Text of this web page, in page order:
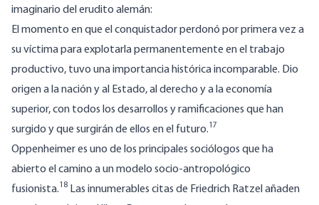
imaginario del erudito alemán:
El momento en que el conquistador perdonó por primera vez a
su víctima para explotarla permanentemente en el trabajo
productivo, tuvo una importancia histórica incomparable. Dio
origen a la nación y al Estado, al derecho y a la economía
superior, con todos los desarrollos y ramificaciones que han
surgido y que surgirán de ellos en el futuro.17
Oppenheimer es uno de los principales sociólogos que ha
abierto el camino a un modelo socio-antropológico
fusionista.18 Las innumerables citas de Friedrich Ratzel añaden